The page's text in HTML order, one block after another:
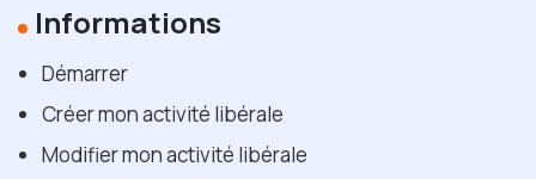
Informations
Démarrer
Créer mon activité libérale
Modifier mon activité libérale